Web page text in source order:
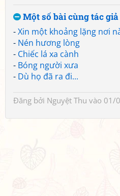
Một số bài cùng tác giả
-Xin một khoảng lặng nơi
- Nén hương lòng
- Chiếc lá xa cành
- Bóng người xưa
- Dù họ đã ra đi...
Đăng bởi Nguyệt Thu vào 01/